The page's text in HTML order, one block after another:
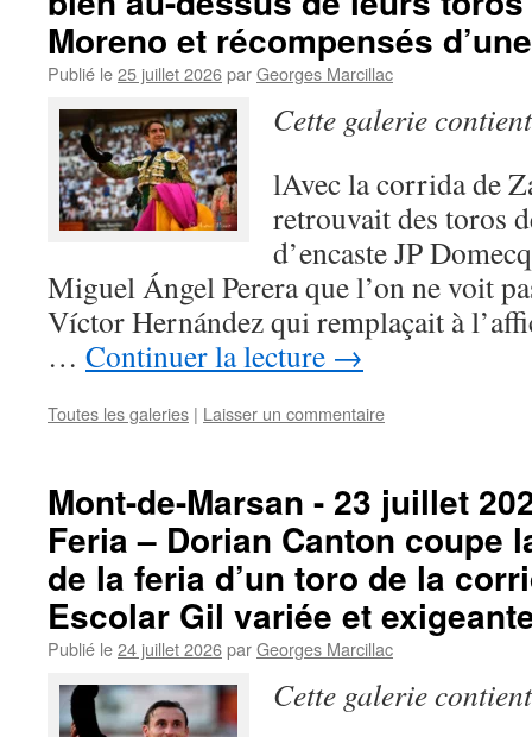
Moreno et récompensés
Publié le25 juillet 2026parGeorges Marcillac
Cette galerie
lAvec la corrida de
retrouvait des toros
d’encaste JP
Miguel Ángel Perera que l’on ne voit
Víctor Hernández qui remplaçait à
… Continuer la lecture →
Toutes les galeries | Laisser un commentaire
Mont-de-Marsan - 23 juillet
Feria – Dorian Canton coupe
de la feria d’un toro de la
Escolar Gil variée et
Publié le24 juillet 2026parGeorges Marcillac
Cette galerie